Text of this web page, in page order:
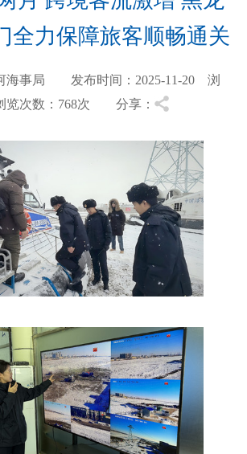
全力保障旅客顺畅通关
海事局 发布时间：2025-11-20 浏
览次数：768次 分享：